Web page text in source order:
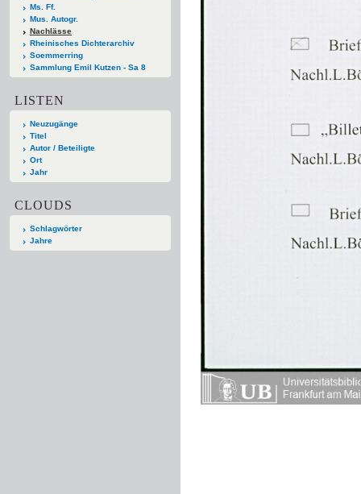
Ms. Ff.
Mus. Autogr.
Nachlässe
Rheinisches Dichterarchiv
Soemmerring
Sammlung Emil Kutzen - Sa 8
LISTEN
Neuzugänge
Titel
Autor / Beteiligte
Ort
Jahr
CLOUDS
Schlagwörter
Jahre